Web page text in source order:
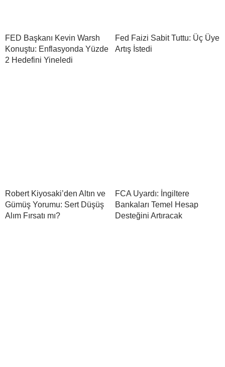
FED Başkanı Kevin Warsh
Konuştu: Enflasyonda Yüzde
2 Hedefini Yineledi
Fed Faizi Sabit Tuttu: Üç Üye
Artış İstedi
Robert Kiyosaki’den Altın ve
Gümüş Yorumu: Sert Düşüş
Alım Fırsatı mı?
FCA Uyardı: İngiltere
Bankaları Temel Hesap
Desteğini Artıracak